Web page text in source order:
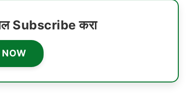
Subscribe करा
NOW